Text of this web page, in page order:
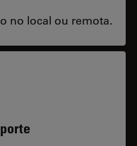
no local ou remota.